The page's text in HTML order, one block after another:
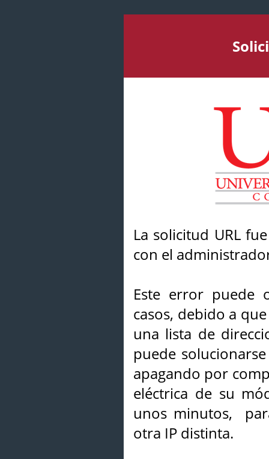
La solicitud URL
con el
Este error puede
casos, debido a
una lista de
puede
apagando por
eléctrica de su
unos minutos,
otra IP distinta.